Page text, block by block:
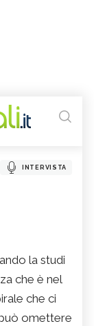
INTERVISTA
la studi
che è nel
che ci
omettere